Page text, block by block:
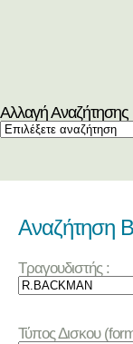
Αλλαγή Αναζήτησης
Αναζήτηση
Τραγουδιστής :
Τύπος Δισκου